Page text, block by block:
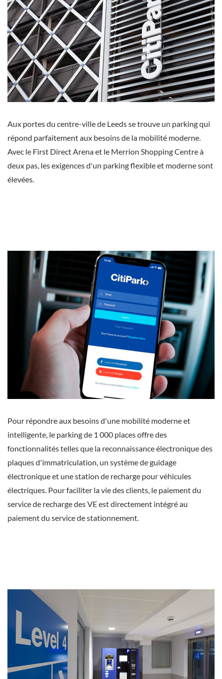
Aux portes du centre-ville de Leeds se trouve un parking qui
répond parfaitement aux besoins de la mobilité moderne.
Avec le First Direct Arena et le Merrion Shopping Centre à
deux pas, les exigences d'un parking flexible et moderne sont
élevées.
Pour répondre aux besoins d'une mobilité moderne et
intelligente, le parking de 1 000 places offre des
fonctionnalités telles que la reconnaissance électronique des
plaques d'immatriculation, un système de guidage
électronique et une station de recharge pour véhicules
électriques. Pour faciliter la vie des clients, le paiement du
service de recharge des VE est directement intégré au
paiement du service de stationnement.